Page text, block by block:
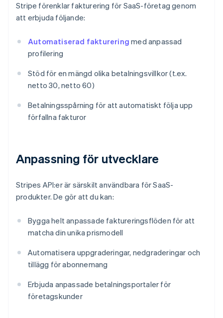
Stripe förenklar fakturering för SaaS-företag genom
att erbjuda följande:
Automatiserad fakturering med anpassad
profilering
Stöd för en mängd olika betalningsvillkor (t.ex.
netto 30, netto 60)
Betalningsspårning för att automatiskt följa upp
förfallna fakturor
Anpassning för utvecklare
Stripes API:er är särskilt användbara för SaaS-
produkter. De gör att du kan:
Bygga helt anpassade faktureringsflöden för att
matcha din unika prismodell
Automatisera uppgraderingar, nedgraderingar och
tillägg för abonnemang
Erbjuda anpassade betalningsportaler för
företagskunder